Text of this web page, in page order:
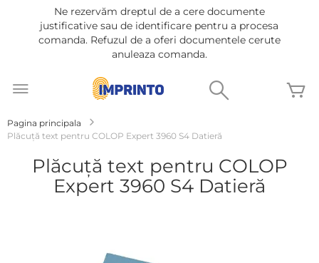
Ne rezervăm dreptul de a cere documente
justificative sau de identificare pentru a procesa
comanda. Refuzul de a oferi documentele cerute
anuleaza comanda.
la
Pagina principala
Plăcuță text pentru COLOP Expert 3960 S4 Datieră
Plăcuță text pentru COLOP
Expert 3960 S4 Datieră